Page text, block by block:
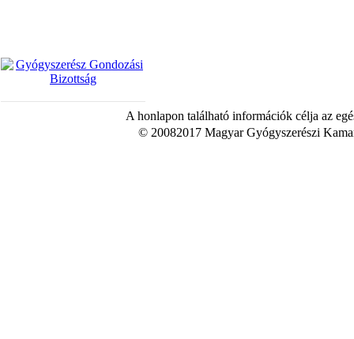
A honlapon található információk célja az
© 20082017 Magyar Gyógyszerészi